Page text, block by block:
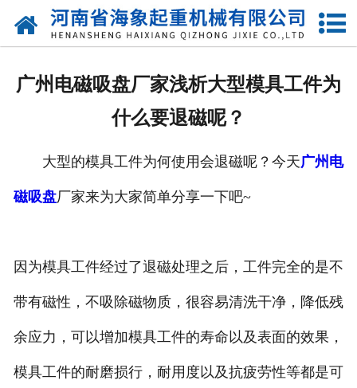
网站首页
案例展示
联系我们
广州电磁吸盘厂家浅析大型模具工件为
什么要退磁呢？
大型的模具工件为何使用会退磁呢？今天广州电
磁吸盘厂家来为大家简单分享一下吧~
因为模具工件经过了退磁处理之后，工件完全的是不
带有磁性，不吸除磁物质，很容易清洗干净，降低残
余应力，可以增加模具工件的寿命以及表面的效果，
模具工件的耐磨损行，耐用度以及抗疲劳性等都是可